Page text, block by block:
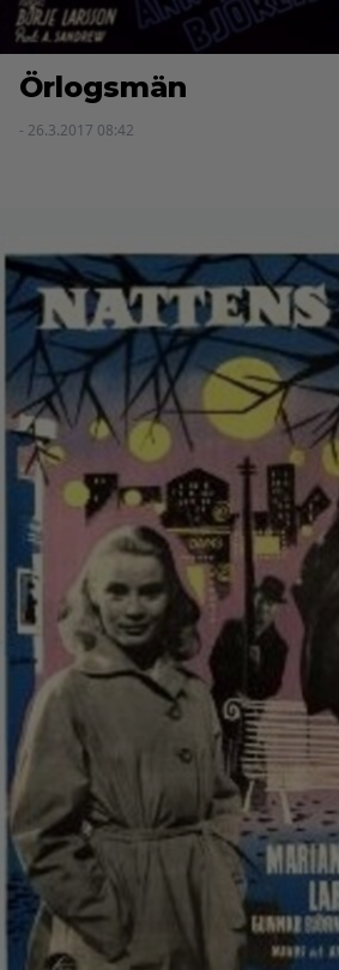
Örlogsmän
- 26.3.2017 08:42